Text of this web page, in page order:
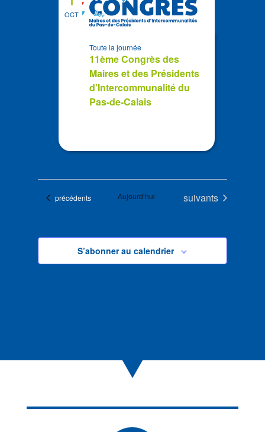
OCT
11ème Congrès des
Maires et des Présidents
d’Intercommunalité du
Pas-de-Calais
Toute la journée
Évènements
précédents Aujourd’hui Évènements
suivants
S’abonner au calendrier